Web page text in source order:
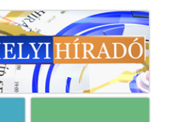
- Örökségünk tábor: töretlen
a népszerűsége a
pásztorélet
hagyományainak!
- Altér Feszt: megkezdődött
a négynapos program
Gyenesdiáson!